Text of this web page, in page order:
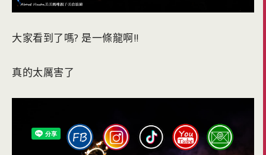
大家看到了嗎? 是一條龍啊!!
真的太厲害了